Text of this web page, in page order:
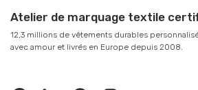
Atelier de marquage textile
12,3 millions de vêtements durables
avec amour et livrés en Europe depuis 2008.